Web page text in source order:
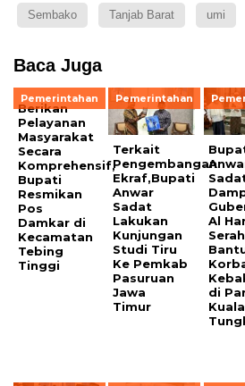
Sembako Tanjab Barat umi
Baca Juga
Pemerintahan
Berikan
Pelayanan
Masyarakat
Secara
Komprehensif,
Bupati
Resmikan
Pos
Damkar di
Kecamatan
Tebing
Tinggi
Pemerintahan
Terkait
Pengembangan
Ekraf,Bupati
Anwar
Sadat
Lakukan
Kunjungan
Studi Tiru
Ke Pemkab
Pasuruan
Jawa
Timur
Al
di
Kuala